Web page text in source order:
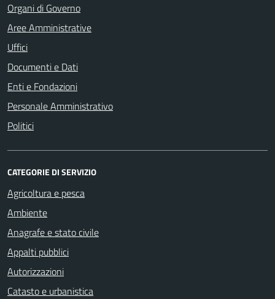
Organi di Governo
Aree Amministrative
Uffici
Documenti e Dati
Enti e Fondazioni
Personale Amministrativo
Politici
CATEGORIE DI SERVIZIO
Agricoltura e pesca
Ambiente
Anagrafe e stato civile
Appalti pubblici
Autorizzazioni
Catasto e urbanistica